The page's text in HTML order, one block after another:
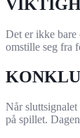
Det er ikke bare
omstille seg fra
Når
på spillet.